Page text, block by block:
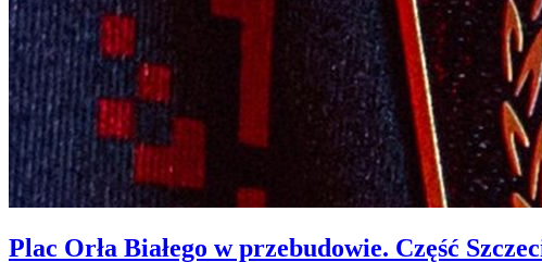
Plac Orła Białego w przebudowie. Część